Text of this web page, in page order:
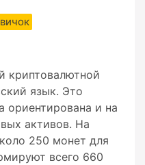
криптовалютной
язык. Это
ориентирована и на
активов. На
250 монет для
всего 660